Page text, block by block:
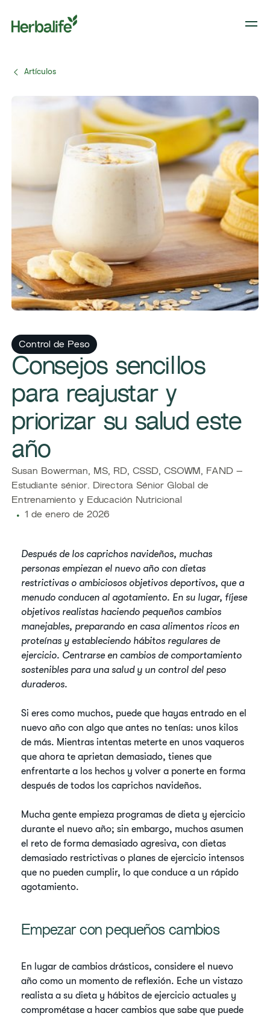
Artículos
Control de Peso
Consejos sencillos
para reajustar y
priorizar su salud este
año
Susan Bowerman, MS, RD, CSSD, CSOWM, FAND –
Estudiante sénior. Directora Sénior Global de
Entrenamiento y Educación Nutricional
1 de enero de 2026
Después de los caprichos navideños, muchas
personas empiezan el nuevo año con dietas
restrictivas o ambiciosos objetivos deportivos, que a
menudo conducen al agotamiento. En su lugar, fíjese
objetivos realistas haciendo pequeños cambios
manejables, preparando en casa alimentos ricos en
proteínas y estableciendo hábitos regulares de
ejercicio. Centrarse en cambios de comportamiento
sostenibles para una salud y un control del peso
duraderos.
Si eres como muchos, puede que hayas entrado en el
nuevo año con algo que antes no tenías: unos kilos
de más. Mientras intentas meterte en unos vaqueros
que ahora te aprietan demasiado, tienes que
enfrentarte a los hechos y volver a ponerte en forma
después de todos los caprichos navideños.
Mucha gente empieza programas de dieta y ejercicio
durante el nuevo año; sin embargo, muchos asumen
el reto de forma demasiado agresiva, con dietas
demasiado restrictivas o planes de ejercicio intensos
que no pueden cumplir, lo que conduce a un rápido
agotamiento.
Empezar con pequeños cambios
En lugar de cambios drásticos, considere el nuevo
año como un momento de reflexión. Eche un vistazo
realista a su dieta y hábitos de ejercicio actuales y
comprométase a hacer cambios que sabe que puede